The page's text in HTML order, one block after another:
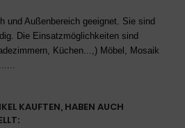
und Außenbereich geeignet. Sie sind
Die Einsatzmöglichkeiten sind
Küchen...,) Möbel, Mosaik
KAUFTEN, HABEN AUCH